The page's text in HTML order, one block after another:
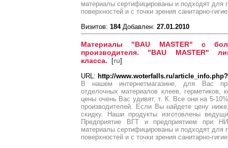
материалы сертифицированы и подходят для
поверхностей и с точки зрения санитарно-
Визитов: 184Добавлен: 27.01.2010
Материалы "BAU MASTER" с
производителя. "BAU MASTER"
класса. [ru]
URL: http://www.woterfalls.ru/
В нашем интернетмагазине, для Вас
отделочных материалов клеев, герметиков,
цены очень Вас удивят, т. К. Все они на 5-
производителей. Если Вы найдете цену
скидку. Наши продукты изготовлены
Предприятие ВГТ и предприятием при
материалы сертифицированы и подходят для
поверхностей и с точки зрения санитарно-